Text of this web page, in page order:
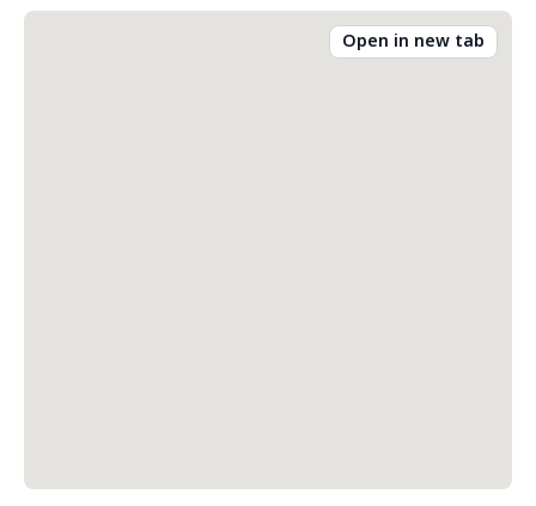
Open in new tab